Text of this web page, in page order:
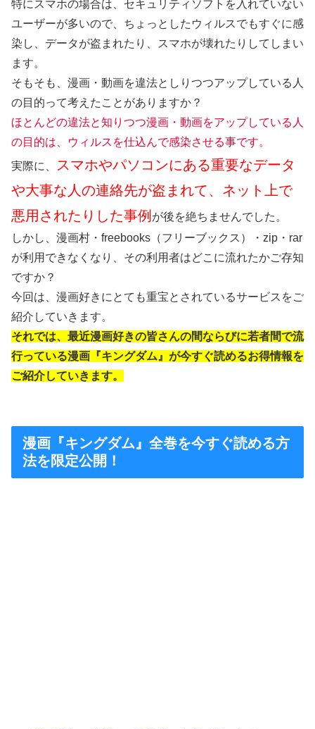
特にスマホの場合は、セキュリティソフトを入れていない
ユーザーが多いので、ちょっとしたウィルスでもすぐに感
染し、データが盗まれたり、スマホが壊れたりしてしまい
ます。
そもそも、漫画・動画を違法としりつつアップしている人
の目的って考えたことがありますか？
ほとんどの違法と知りつつ漫画・動画をアップしている人
の目的は、ウィルスを仕込んで感染させる事です。
実際に、
スマホやパソコンにある重要なデータ
や大事な人の連絡先が盗まれて、ネット上で
悪用されたりした事例 が後を絶ちませんでした。
しかし、漫画村・freebooks（フリーブックス）・zip・rar
が利用できなくなり、その利用者はどこに流れたかご存知
ですか？
今回は、漫画好きにとても重宝とされているサービスをご
紹介していきます。
それでは、最近漫画好きの皆さんの間ならびに若者間で流
行っている漫画『キングダム』が今すぐ読めるお得情報を
ご紹介していきます。
漫画『キングダム』全巻を今すぐ読める方
法を限定公開！